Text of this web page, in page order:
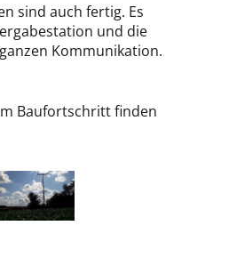
sind auch fertig. Es
und die
Kommunikation.
Baufortschritt finden